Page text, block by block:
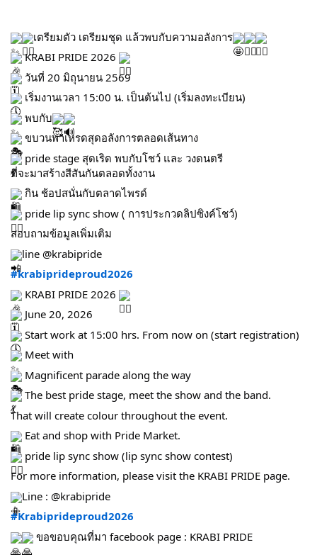
เตรียมตัว เตรียมชุด แล้วพบกับความอลังการ
KRABI PRIDE 2026
วันที่ 20 มิถุนายน 2569
เริ่มงานเวลา 15:00 น. เป็นต้นไป (เริ่มลงทะเบียน)
พบกับ
ขบวนพาเหรดสุดอลังการตลอดเส้นทาง
pride stage สุดเริด พบกับโชว์ และ วงดนตรี
ที่จะมาสร้างสีสันกันตลอดทั้งงาน
กิน ช้อปสนั่นกับตลาดไพรด์
pride lip sync show ( การประกวดลิปซิงค์โชว์)
สอบถามข้อมูลเพิ่มเติม
line @krabipride
#krabiprideproud2026
KRABI PRIDE 2026
June 20, 2026
Start work at 15:00 hrs. From now on (start registration)
Meet with
Magnificent parade along the way
The best pride stage, meet the show and the band.
That will create colour throughout the event.
Eat and shop with Pride Market.
pride lip sync show (lip sync show contest)
For more information, please visit the KRABI PRIDE page.
Line : @krabipride
#Krabiprideproud2026
ขอขอบคุณที่มา facebook page : KRABI PRIDE